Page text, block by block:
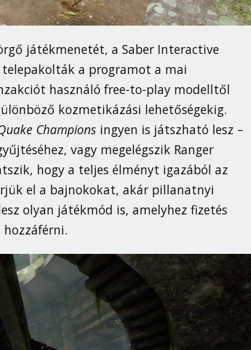
játékmenetét, a Saber Interactive
a programot a mai
használó free-to-play modelltől
kozmetikázási lehetőségekig.
Champions ingyen is játszható lesz –
vagy megelégszik Ranger
hogy a teljes élményt igazából az
el a bajnokokat, akár pillanatnyi
olyan játékmód is, amelyhez fizetés